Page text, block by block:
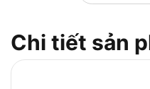
Đèn chiếu sáng
Phụ kiện đi kèm
3
Chi tiết sản